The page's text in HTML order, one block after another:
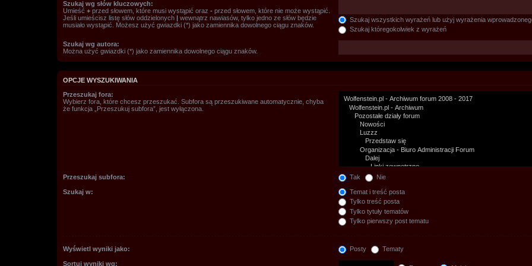
Szukaj wg słów kluczowych:
Umieść + przed słowem, które musi wystąpić oraz - przed słowem, które nie może wystąpić.
Jeśli umieścisz listę słów oddzielonych | wewnątrz nawiasów, tylko jedno ze słów będzie
musiało wystąpić. Możesz użyć gwiazdki (*) jako zamiennika dowolnego ciągu znaków.
Szukaj wszystkich wyrażeń lub użyj wyrażenia
Szukaj któregokolwiek z wyrażeń
Szukaj wg autora:
Można użyć gwiazdki (*) jako zamiennika dowolnego ciągu znaków.
OPCJE WYSZUKIWANIA
Przeszukaj fora:
Wybierz fora, które chcesz przeszukać. Subfora są przeszukiwane automatycznie, chyba
że funkcja „Przeszukuj subfora”, jest wyłączona.
Przeszukaj subfora: Tak Nie
Szukaj w:
Temat i treść posta
Tylko treść posta
Tylko tytuły tematów
Tylko pierwszy post tematu
Wyświetl wyniki jako: Posty Tematy
Sortuj wyniki wg: